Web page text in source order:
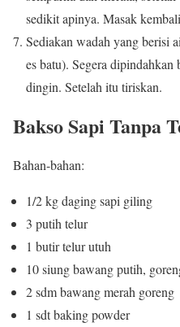
sedikit apinya. Masak
Sediakan wadah yang berisi
es batu). Segera
dingin. Setelah itu tiriskan.
Bakso Sapi Tanpa
Bahan-bahan:
1/2 kg daging sapi giling
3 putih telur
1 butir telur utuh
10 siung bawang putih,
2 sdm bawang merah goreng
1 sdt baking powder